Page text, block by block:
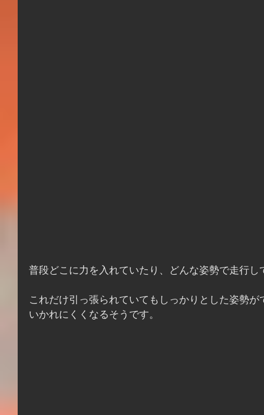
普段どこに力を入れていたり、どんな姿勢で走行
これだけ引っ張られていてもしっかりとした姿勢
いかれにくくなるそうです。